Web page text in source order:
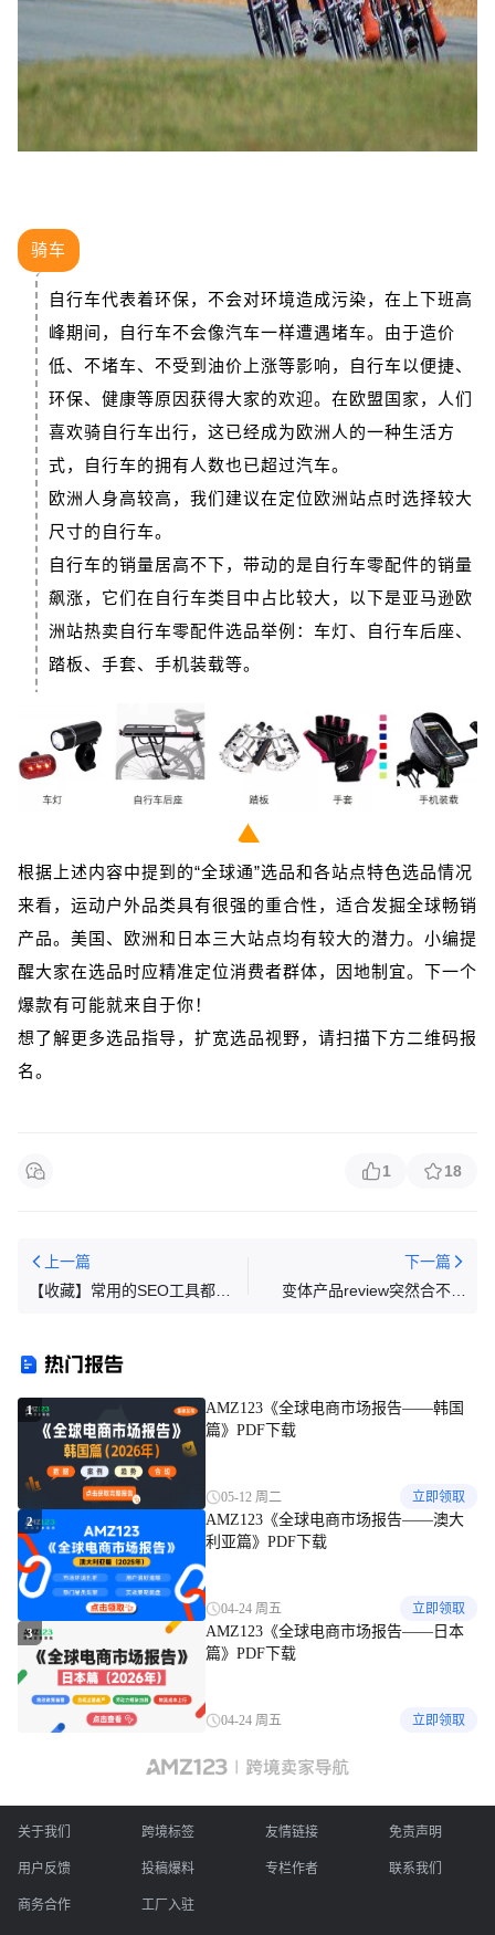
骑车
自行车代表着环保，不会对环境造成污染，在上下班高
峰期间，自行车不会像汽车一样遭遇堵车。由于造价
低、不堵车、不受到油价上涨等影响，自行车以便捷、
环保、健康等原因获得大家的欢迎。在欧盟国家，人们
喜欢骑自行车出行，这已经成为欧洲人的一种生活方
式，自行车的拥有人数也已超过汽车。
欧洲人身高较高，我们建议在定位欧洲站点时选择较大
尺寸的自行车。
自行车的销量居高不下，带动的是自行车零配件的销量
飙涨，它们在自行车类目中占比较大，以下是亚马逊欧
洲站热卖自行车零配件选品举例：车灯、自行车后座、
踏板、手套、手机装载等。
根据上述内容中提到的“全球通”选品和各站点特色选品情况
来看，运动户外品类具有很强的重合性，适合发掘全球畅销
产品。美国、欧洲和日本三大站点均有较大的潜力。小编提
醒大家在选品时应精准定位消费者群体，因地制宜。下一个
爆款有可能就来自于你！
想了解更多选品指导，扩宽选品视野，请扫描下方二维码报
名。
1 18
上一篇
【收藏】常用的SEO工具都有
下一篇
变体产品review突然合不上
热门报告
1
AMZ123《全球电商市场报告——韩国
篇》PDF下载
05-12 周二 立即领取
2
AMZ123《全球电商市场报告——澳大
利亚篇》PDF下载
04-24 周五 立即领取
3
AMZ123《全球电商市场报告——日本
篇》PDF下载
04-24 周五 立即领取
关于我们 跨境标签 友情链接 免责声明
用户反馈 投稿爆料 专栏作者 联系我们
商务合作 工厂入驻